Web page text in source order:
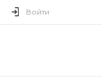
Войти